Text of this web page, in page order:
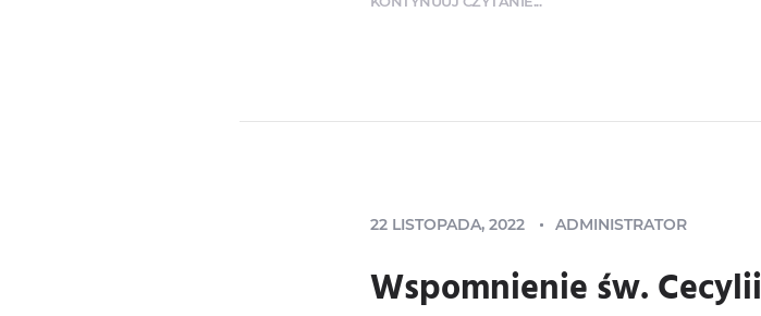
22 LISTOPADA, 2022 ADMINISTRATOR
Wspomnienie św. Cecylii